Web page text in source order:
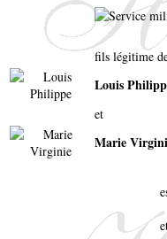
fils légitime
Louis
et
Marie